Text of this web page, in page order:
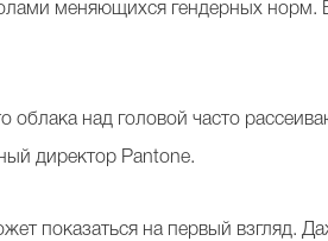
меняющихся гендерных норм.
над головой часто
директор Pantone.
показаться на первый взгляд.